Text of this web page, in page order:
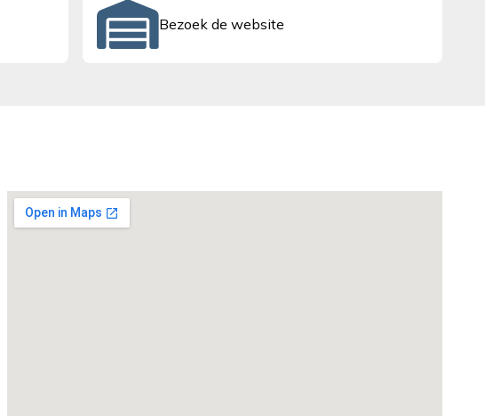
Bezoek de website